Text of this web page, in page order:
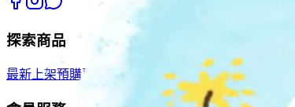
探索商品
最新上架預購專區 全部分類